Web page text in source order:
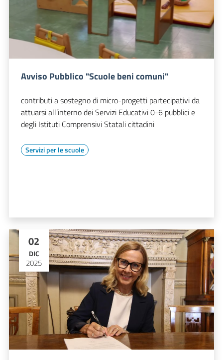
Avviso Pubblico "Scuole beni comuni"
contributi a sostegno di micro-progetti partecipativi da
attuarsi all’interno dei Servizi Educativi 0-6 pubblici e
degli Istituti Comprensivi Statali cittadini
Servizi per le scuole
02
DIC
2025